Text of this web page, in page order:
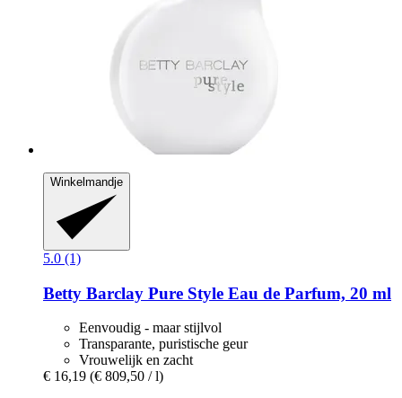
Winkelmandje
5.0 (1)
Betty Barclay Pure Style Eau de Parfum, 20 ml
Eenvoudig - maar stijlvol
Transparante, puristische geur
Vrouwelijk en zacht
€ 16,19 (€ 809,50 / l)